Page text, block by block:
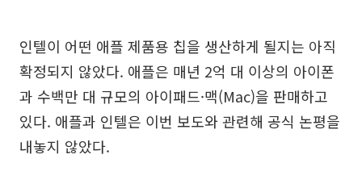
인텔이 어떤 애플 제품용 칩을 생산하게 될지는 아직
확정되지 않았다. 애플은 매년 2억 대 이상의 아이폰
과 수백만 대 규모의 아이패드·맥(Mac)을 판매하고
있다. 애플과 인텔은 이번 보도와 관련해 공식 논평을
내놓지 않았다.